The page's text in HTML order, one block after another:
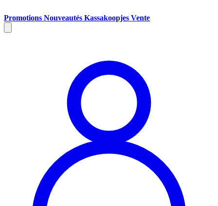
Promotions Nouveautés Kassakoopjes Vente